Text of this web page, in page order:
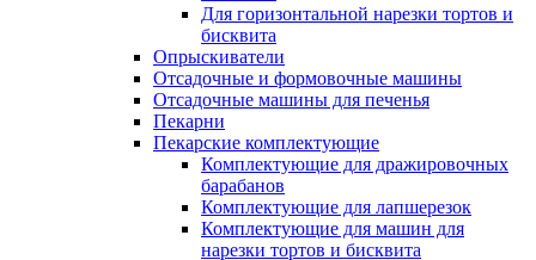
Для горизонтальной нарезки тортов и
бисквита
Опрыскиватели
Отсадочные и формовочные машины
Отсадочные машины для печенья
Пекарни
Пекарские комплектующие
Комплектующие для дражировочных
барабанов
Комплектующие для лапшерезок
Комплектующие для машин для
нарезки тортов и бисквита